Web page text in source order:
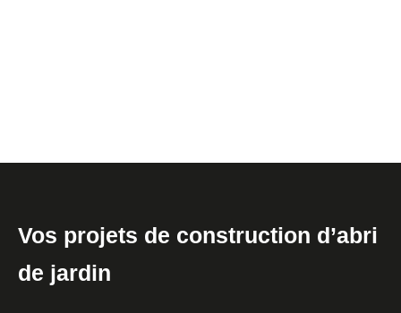
Vos projets de construction d’abri
de jardin